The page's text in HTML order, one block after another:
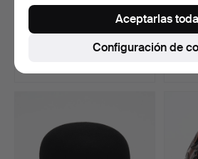
ZAPATOS DE MUJER
«Tärnsko, REX» talla 5 1/…
Subastado 5 feb 2026
funda
3
Configuración de
Aceptarlas